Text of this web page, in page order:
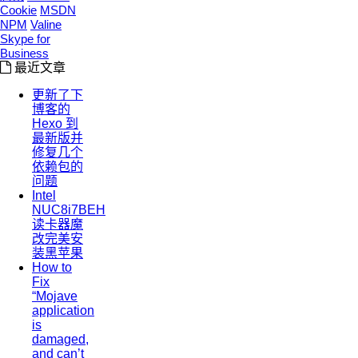
Cookie MSDN
NPM Valine
Skype for
Business
最近文章
更新了下
博客的
Hexo 到
最新版并
修复几个
依赖包的
问题
Intel
NUC8i7BEH
读卡器魔
改完美安
装黑苹果
How to
Fix
“Mojave
application
is
damaged,
and can’t